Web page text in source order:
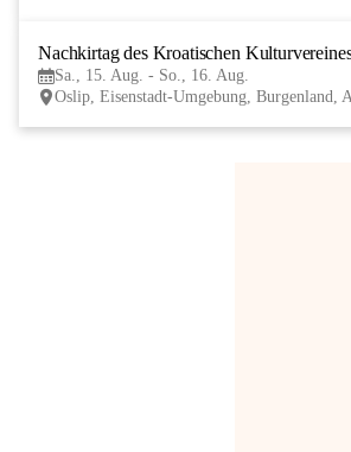
Nachkirtag des Kroatischen
Sa., 15. Aug. - So., 16. Aug.
Oslip, Eisenstadt-Umgebung, Burgenland,